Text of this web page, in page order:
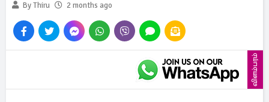
By Thiru
2 months ago
விளம்பரம்